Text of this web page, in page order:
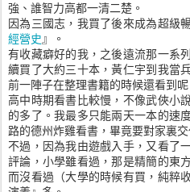
強、誰智力高都一清二楚。
因為三國志，我買了後來成為超級
經營史』。
有收藏癖好的我，之後遠流那一系
續買了大約三十本，黃仁宇到我當
前一陣子在整理書籍的時候還看到呢
高中時期看書比較慢，不像武俠小
的多了。我最多只能兩天一本的速
路的德州炸雞看書，畢竟要對家裏
不過，因為我由遊戲入手，又看了
評論，小學雖看過，那是精簡的東
而沒看過（大學的時候有買，純粹